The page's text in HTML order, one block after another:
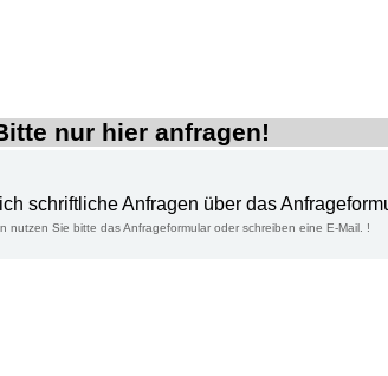
nur hier anfragen!
schriftliche Anfragen über das
nutzen Sie bitte das Anfrageformular oder schreiben eine E-Mail. !